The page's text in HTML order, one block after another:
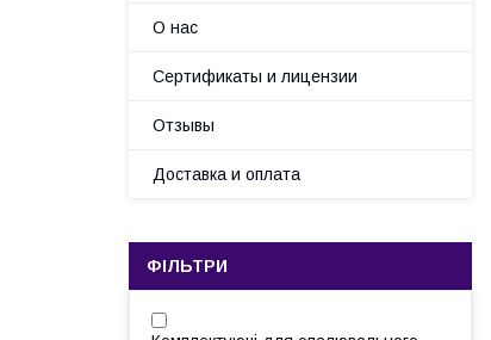
О нас
Сертификаты и лицензии
Отзывы
Доставка и оплата
ФІЛЬТРИ